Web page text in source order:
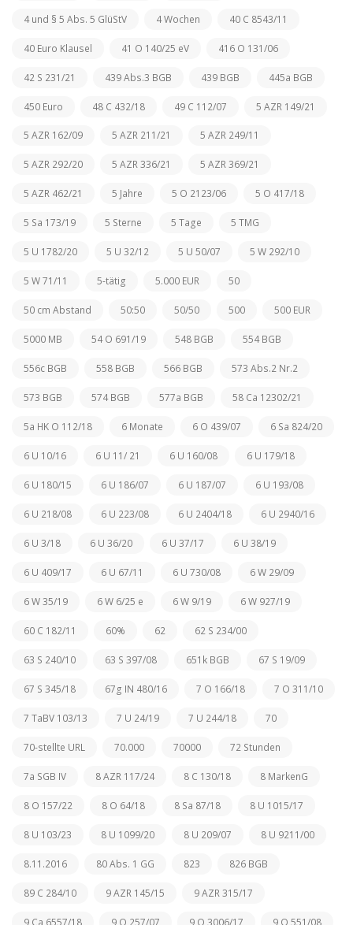
4 und § 5 Abs. 5 GlüStV 4 Wochen 40 C 8543/11
40 Euro Klausel 41 O 140/25 eV 416 O 131/06
42 S 231/21 439 Abs.3 BGB 439 BGB 445a BGB
450 Euro 48 C 432/18 49 C 112/07 5 AZR 149/21
5 AZR 162/09 5 AZR 211/21 5 AZR 249/11
5 AZR 292/20 5 AZR 336/21 5 AZR 369/21
5 AZR 462/21 5 Jahre 5 O 2123/06 5 O 417/18
5 Sa 173/19 5 Sterne 5 Tage 5 TMG
5 U 1782/20 5 U 32/12 5 U 50/07 5 W 292/10
5 W 71/11 5-tätig 5.000 EUR 50
50 cm Abstand 50:50 50/50 500 500 EUR
5000 MB 54 O 691/19 548 BGB 554 BGB
556c BGB 558 BGB 566 BGB 573 Abs.2 Nr.2
573 BGB 574 BGB 577a BGB 58 Ca 12302/21
5a HK O 112/18 6 Monate 6 O 439/07 6 Sa 824/20
6 U 10/16 6 U 11/ 21 6 U 160/08 6 U 179/18
6 U 180/15 6 U 186/07 6 U 187/07 6 U 193/08
6 U 218/08 6 U 223/08 6 U 2404/18 6 U 2940/16
6 U 3/18 6 U 36/20 6 U 37/17 6 U 38/19
6 U 409/17 6 U 67/11 6 U 730/08 6 W 29/09
6 W 35/19 6 W 6/25 e 6 W 9/19 6 W 927/19
60 C 182/11 60% 62 62 S 234/00
63 S 240/10 63 S 397/08 651k BGB 67 S 19/09
67 S 345/18 67g IN 480/16 7 O 166/18 7 O 311/10
7 TaBV 103/13 7 U 24/19 7 U 244/18 70
70-stellte URL 70.000 70000 72 Stunden
7a SGB IV 8 AZR 117/24 8 C 130/18 8 MarkenG
8 O 157/22 8 O 64/18 8 Sa 87/18 8 U 1015/17
8 U 103/23 8 U 1099/20 8 U 209/07 8 U 9211/00
8.11.2016 80 Abs. 1 GG 823 826 BGB
89 C 284/10 9 AZR 145/15 9 AZR 315/17
9 Ca 6557/18 9 O 257/07 9 O 3006/17 9 O 551/08